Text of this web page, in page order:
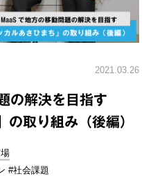
2021.03.26
の解決を目指す
の取り組み（後編）
#社会課題